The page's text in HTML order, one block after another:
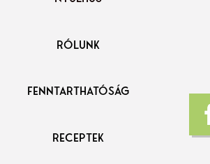
RÓLUNK
FENNTARTHATÓSÁG
Receptek